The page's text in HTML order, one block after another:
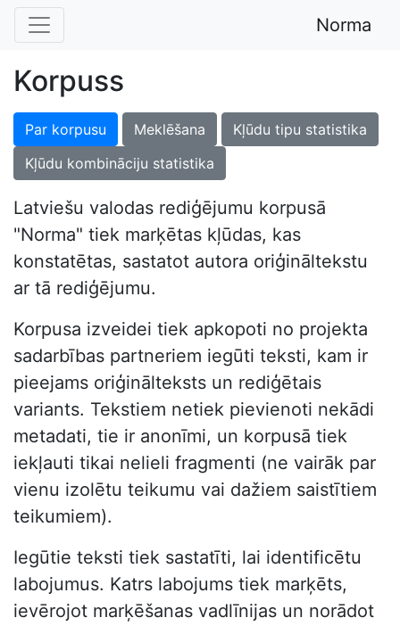
Norma
Korpuss
Par korpusu Meklēšana
Kļūdu tipu statistika
Kļūdu kombināciju statistika
Latviešu valodas rediģējumu korpusā
"Norma" tiek marķētas kļūdas, kas
konstatētas, sastatot autora oriģināltekstu
ar tā rediģējumu.
Korpusa izveidei tiek apkopoti no projekta
sadarbības partneriem iegūti teksti, kam ir
pieejams oriģinālteksts un rediģētais
variants. Tekstiem netiek pievienoti nekādi
metadati, tie ir anonīmi, un korpusā tiek
iekļauti tikai nelieli fragmenti (ne vairāk par
vienu izolētu teikumu vai dažiem saistītiem
teikumiem).
Iegūtie teksti tiek sastatīti, lai identificētu
labojumus. Katrs labojums tiek marķēts,
ievērojot marķēšanas vadlīnijas un norādot